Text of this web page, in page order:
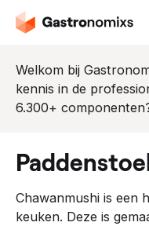
Welkom bij
kennis in de
6.300+
Chawanmushi is een
keuken. Deze is